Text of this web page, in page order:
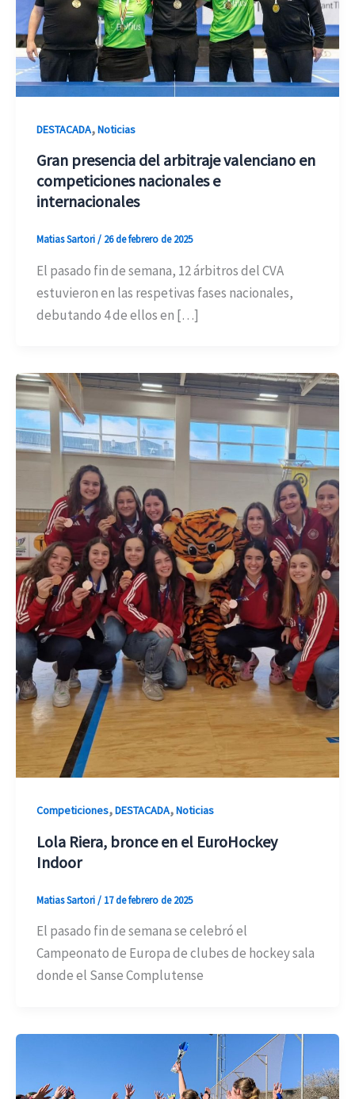
DESTACADA,Noticias
Gran presencia del arbitraje valenciano en
competiciones nacionales e
internacionales
Matias Sartori/ 26 de febrero de 2025
El pasado fin de semana, 12 árbitros del CVA
estuvieron en las respetivas fases nacionales,
debutando 4 de ellos en […]
Competiciones,DESTACADA,Noticias
Lola Riera, bronce en el EuroHockey
Indoor
Matias Sartori/ 17 de febrero de 2025
El pasado fin de semana se celebró el
Campeonato de Europa de clubes de hockey sala
donde el Sanse Complutense